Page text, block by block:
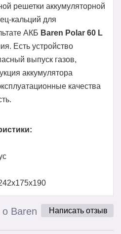
решетки аккумуляторной
кальций для
АКБ Baren Polar 60 L
Есть устройство
выпуск газов,
аккумулятора
качества
Написать отзыв
Baren